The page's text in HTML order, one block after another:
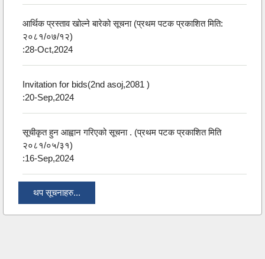
आर्थिक प्रस्ताव खोल्ने बारेको सूचना (प्रथम पटक प्रकाशित मिति:
२०८१/०७/१२)
:28-Oct,2024
Invitation for bids(2nd asoj,2081 )
:20-Sep,2024
सूचीकृत हुन आह्वान गरिएको सूचना . (प्रथम पटक प्रकाशित मिति
२०८१/०५/३१)
:16-Sep,2024
थप सूचनाहरु...